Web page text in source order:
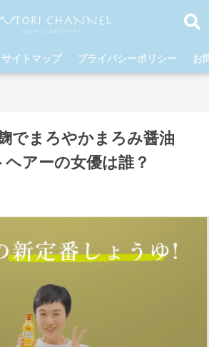
サイトマップ プライバシーポリシー お
でまろやかまろみ醤油
アーの女優は誰？